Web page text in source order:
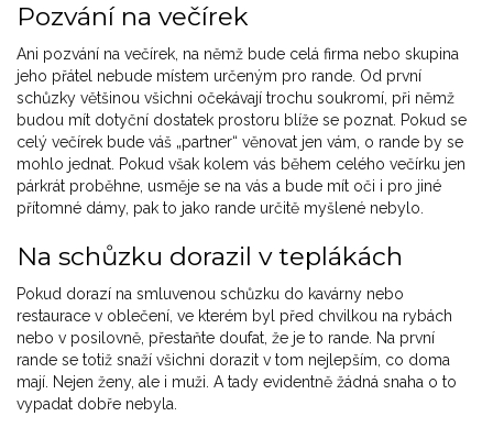
Pozvání na večírek
Ani pozvání na večírek, na němž bude celá firma nebo skupina
jeho přátel nebude místem určeným pro rande. Od první
schůzky většinou všichni očekávají trochu soukromí, při němž
budou mít dotyční dostatek prostoru blíže se poznat. Pokud se
celý večírek bude váš „partner“ věnovat jen vám, o rande by se
mohlo jednat. Pokud však kolem vás během celého večírku jen
párkrát proběhne, usměje se na vás a bude mít oči i pro jiné
přítomné dámy, pak to jako rande určitě myšlené nebylo.
Na schůzku dorazil v teplákách
Pokud dorazí na smluvenou schůzku do kavárny nebo
restaurace v oblečení, ve kterém byl před chvilkou na rybách
nebo v posilovně, přestaňte doufat, že je to rande. Na první
rande se totiž snaží všichni dorazit v tom nejlepším, co doma
mají. Nejen ženy, ale i muži. A tady evidentně žádná snaha o to
vypadat dobře nebyla.